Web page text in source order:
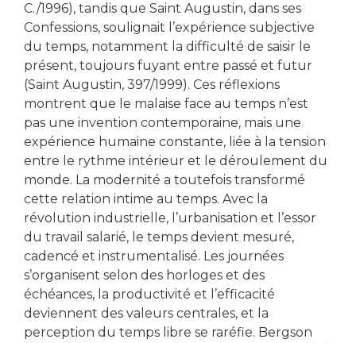
C./1996), tandis que Saint Augustin, dans ses
Confessions, soulignait l’expérience subjective
du temps, notamment la difficulté de saisir le
présent, toujours fuyant entre passé et futur
(Saint Augustin, 397/1999). Ces réflexions
montrent que le malaise face au temps n’est
pas une invention contemporaine, mais une
expérience humaine constante, liée à la tension
entre le rythme intérieur et le déroulement du
monde. La modernité a toutefois transformé
cette relation intime au temps. Avec la
révolution industrielle, l’urbanisation et l’essor
du travail salarié, le temps devient mesuré,
cadencé et instrumentalisé. Les journées
s’organisent selon des horloges et des
échéances, la productivité et l’efficacité
deviennent des valeurs centrales, et la
perception du temps libre se raréfie. Bergson